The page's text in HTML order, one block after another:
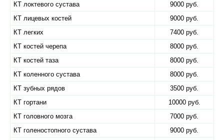
КТ локтевого сустава
9000 руб.
КТ лицевых костей
9000 руб.
КТ легких
7400 руб.
КТ костей черепа
8000 руб.
КТ костей таза
8000 руб.
КТ коленного сустава
8000 руб.
КТ зубных рядов
3500 руб.
КТ гортани
10000 руб.
КТ головного мозга
7000 руб.
КТ голеностопного сустава
9000 руб.